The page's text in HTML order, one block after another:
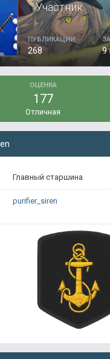
Участник
ПУБЛИКАЦИИ
268 9
ОЦЕНКА
177
Отличная
Главный старшина
purifier_siren